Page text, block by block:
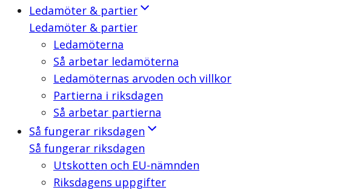
Ledamöter & partier
Ledamöter & partier
Ledamöterna
Så arbetar ledamöterna
Ledamöternas arvoden och villkor
Partierna i riksdagen
Så arbetar partierna
Så fungerar riksdagen
Så fungerar riksdagen
Utskotten och EU-nämnden
Riksdagens uppgifter